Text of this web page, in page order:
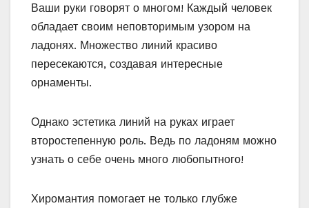
Ваши руки говорят о многом! Каждый человек
обладает своим неповторимым узором на
ладонях. Множество линий красиво
пересекаются, создавая интересные
орнаменты.
Однако эстетика линий на руках играет
второстепенную роль. Ведь по ладоням можно
узнать о себе очень много любопытного!
Хиромантия помогает не только глубже